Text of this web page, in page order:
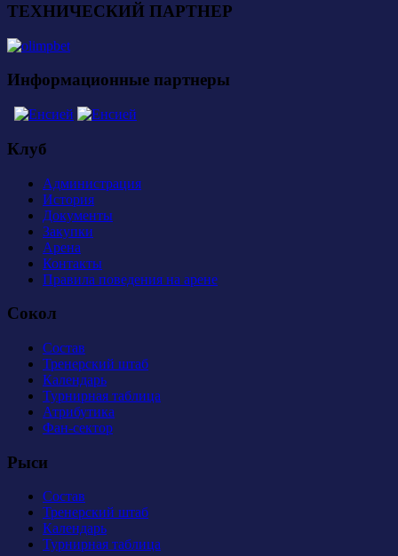
ТЕХНИЧЕСКИЙ ПАРТНЕР
Информационные партнеры
Клуб
Администрация
История
Документы
Закупки
Арена
Контакты
Правила поведения на арене
Сокол
Состав
Тренерский штаб
Календарь
Турнирная таблица
Атрибутика
Фан-сектор
Рыси
Состав
Тренерский штаб
Календарь
Турнирная таблица